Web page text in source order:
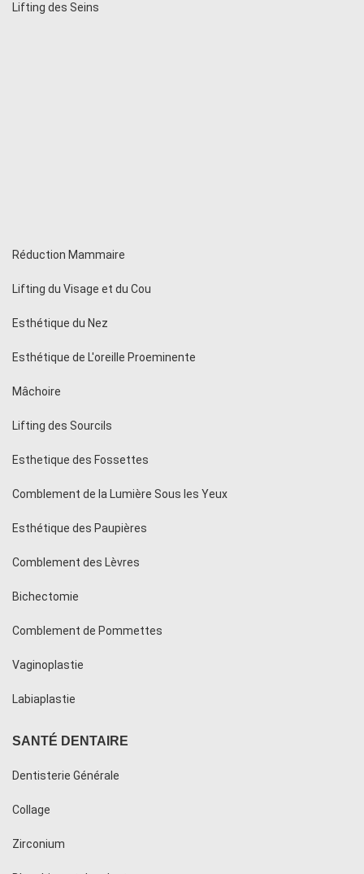
Lifting des Seins
Réduction Mammaire
Lifting du Visage et du Cou
Esthétique du Nez
Esthétique de L'oreille Proeminente
Mâchoire
Lifting des Sourcils
Esthetique des Fossettes
Comblement de la Lumière Sous les Yeux
Esthétique des Paupières
Comblement des Lèvres
Bichectomie
Comblement de Pommettes
Vaginoplastie
Labiaplastie
SANTÉ DENTAIRE
Dentisterie Générale
Collage
Zirconium